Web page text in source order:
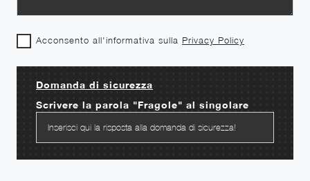
Acconsento all'informativa sulla Privacy Policy
Domanda di sicurezza
Scrivere la parola "Fragole" al singolare